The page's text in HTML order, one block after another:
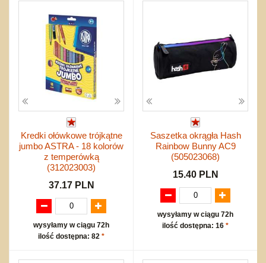
Kredki ołówkowe trójkątne
jumbo ASTRA - 18 kolorów
z temperówką
(312023003)
37.17 PLN
wysyłamy w ciągu 72h
ilość dostępna: 82 *
Saszetka okrągła Hash
Rainbow Bunny AC9
(505023068)
15.40 PLN
wysyłamy w ciągu 72h
ilość dostępna: 16 *